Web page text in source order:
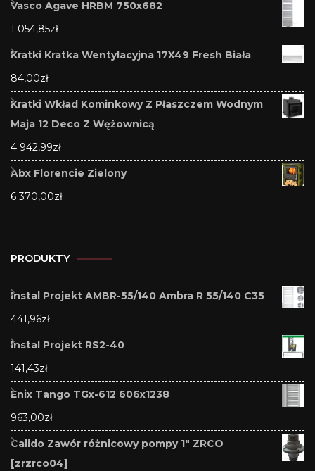
Vasco Agave HRBM 750x682
1 054,85zł
Kratki Kratka Wentylacyjna 17X49 Fresh Biała
84,00zł
Kratki Wkład Kominkowy Z Płaszczem Wodnym
Maja 12 Deco Z Wężownicą
4 942,99zł
Abx Florencie Zielony
6 370,00zł
PRODUKTY
Instal Projekt AMBR-55/140 Ambra R 55/140 C35
441,96zł
Instal Projekt RS2-40
141,43zł
Enix Tango TGx-612 606x1238
963,00zł
Calido Zawór różnicowy pompy 1" ZRCO
[zrzrco04]